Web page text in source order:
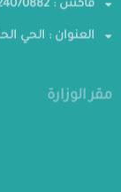
فاكس : 24070882
العنوان : الحي
مقر الوزارة